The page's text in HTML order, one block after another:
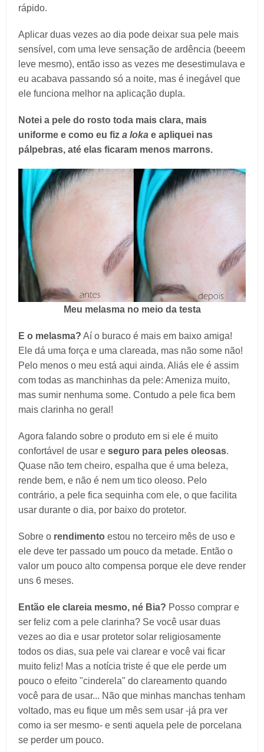
rápido.
Aplicar duas vezes ao dia pode deixar sua pele mais
sensível, com uma leve sensação de ardência (beeem
leve mesmo), então isso as vezes me desestimulava e
eu acabava passando só a noite, mas é inegável que
ele funciona melhor na aplicação dupla.
Notei a pele do rosto toda mais clara, mais
uniforme e como eu fiz a loka e apliquei nas
pálpebras, até elas ficaram menos marrons.
Meu melasma no meio da testa
E o melasma? Aí o buraco é mais em baixo amiga!
Ele dá uma força e uma clareada, mas não some não!
Pelo menos o meu está aqui ainda. Aliás ele é assim
com todas as manchinhas da pele: Ameniza muito,
mas sumir nenhuma some. Contudo a pele fica bem
mais clarinha no geral!
Agora falando sobre o produto em si ele é muito
confortável de usar e seguro para peles oleosas.
Quase não tem cheiro, espalha que é uma beleza,
rende bem, e não é nem um tico oleoso. Pelo
contrário, a pele fica sequinha com ele, o que facilita
usar durante o dia, por baixo do protetor.
Sobre o rendimento estou no terceiro mês de uso e
ele deve ter passado um pouco da metade. Então o
valor um pouco alto compensa porque ele deve render
uns 6 meses.
Então ele clareia mesmo, né Bia? Posso comprar e
ser feliz com a pele clarinha? Se você usar duas
vezes ao dia e usar protetor solar religiosamente
todos os dias, sua pele vai clarear e você vai ficar
muito feliz! Mas a notícia triste é que ele perde um
pouco o efeito "cinderela" do clareamento quando
você para de usar... Não que minhas manchas tenham
voltado, mas eu fique um mês sem usar -já pra ver
como ia ser mesmo- e senti aquela pele de porcelana
se perder um pouco.